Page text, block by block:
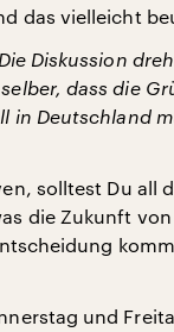
das vielleicht
Diskussion
dass die
in Deutschland
solltest Du all
die Zukunft
und